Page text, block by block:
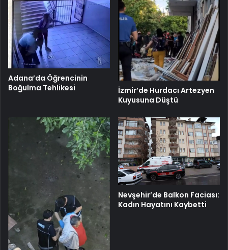
Adana’da Öğrencinin
Boğulma Tehlikesi
İzmir’de Hurdacı Artezyen
Kuyusuna Düştü
Nevşehir’de Balkon Faciası:
Kadın Hayatını Kaybetti